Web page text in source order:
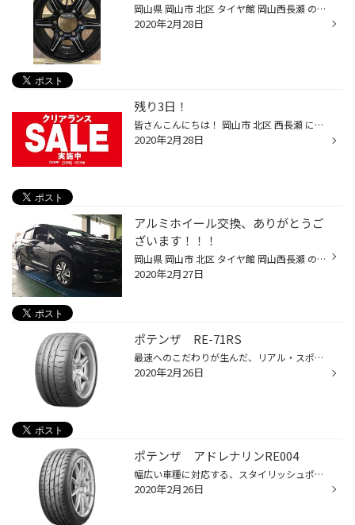
岡山県 岡山市 北区 タイヤ館 岡山西長瀬 の神崎です！ トヨタ車 ハイエース などに取り付け可能な アルミホイール 展示いたしました！！！ グランヴァード NR ブラックカット仕様！！！ 展示はブラックカット仕様ですが、シルバーも種類としてございます！！！ 気になる方、ご説明だけでも構いませ...
2020年2月28日
残り3日！
皆さんこんにちは！ 岡山市 北区 西長瀬 にある タイヤ館 岡山西長瀬店 の三宅です！ 先日より実施中のクリアランスセールも残り3日となりました( ´ ▽ ` ) そろそろ夏タイヤへの履き替えですね！ 春のお出掛け前にタイヤの交換はいかがですか？？ 点検は無料です。気軽にお越し下さいませ(๑>◡<๑)
2020年2月28日
アルミホイール交換、ありがとうご
ざいます！！！
岡山県 岡山市 北区 タイヤ館 岡山西長瀬 の神崎です！！！ ホンダ車のシャトルに アルミホイール交換、ありがとうございます！！！ 純正ホイール から、、、 ガラッと雰囲気変わりましたね！！！ お客様のお好みのアルミホイール、提案いたします！！ 仮当てサービスも実施中ですので、気軽にお越...
2020年2月27日
ポテンザ RE-71RS
最速へのこだわりが生んだ、リアル・スポーツポテンザ！ 1，サーキットで鍛え抜かれたドライグリップ 2，クルマとも一体感を高め、ドライバーの感性を刺激する ステアリングフィール 3，耐摩耗性能を向上 この度、RE71Rより新しくなりました♪ ポテンザ好きにはたまらないタイヤですね（＾Ｏ＾）
2020年2月26日
ポテンザ アドレナリンRE004
幅広い車種に対応する、スタイリッシュポテンザ！ 1，高次元のドライハンドリング性能を発揮 2，雨の日でもドライビングを堪能できるウェット性能 3，環境性能にも配慮 この度アドレナリンRE003から新しくなりました＼(^o^)／ ポテンザならではの操縦安定性とレスポンスで、 走りなれたいつもの道の...
2020年2月26日